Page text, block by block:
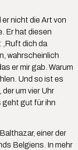
er nicht die Art von
Er hat diesen
dich da
wahrscheinlich
er mir gab. Warum
Und so ist es
um vier Uhr
geht gut für ihn
einer der
Belgiens. In mehr